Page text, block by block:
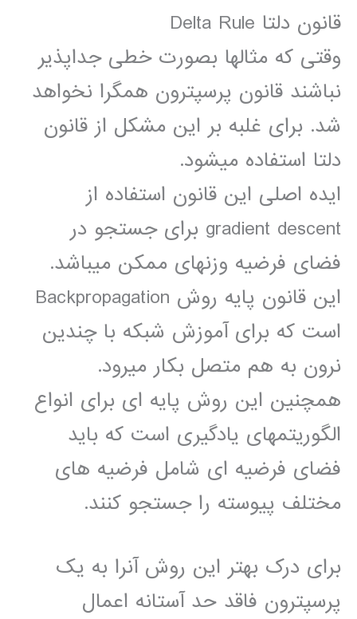
قانون دلتا Delta Rule
وقتی که مثالها بصورت خطی جداپذیر
نباشند قانون پرسپترون همگرا نخواهد
شد. برای غلبه بر این مشکل از قانون
دلتا استفاده میشود.
ایده اصلی این قانون استفاده از
gradient descent برای جستجو در
فضای فرضیه وزنهای ممکن میباشد.
این قانون پایه روش Backpropagation
است که برای آموزش شبکه با چندین
نرون به هم متصل بکار میرود.
همچنین این روش پایه ای برای انواع
الگوریتمهای یادگیری است که باید
فضای فرضیه ای شامل فرضیه های
مختلف پیوسته را جستجو کنند.
برای درک بهتر این روش آنرا به یک
پرسپترون فاقد حد آستانه اعمال